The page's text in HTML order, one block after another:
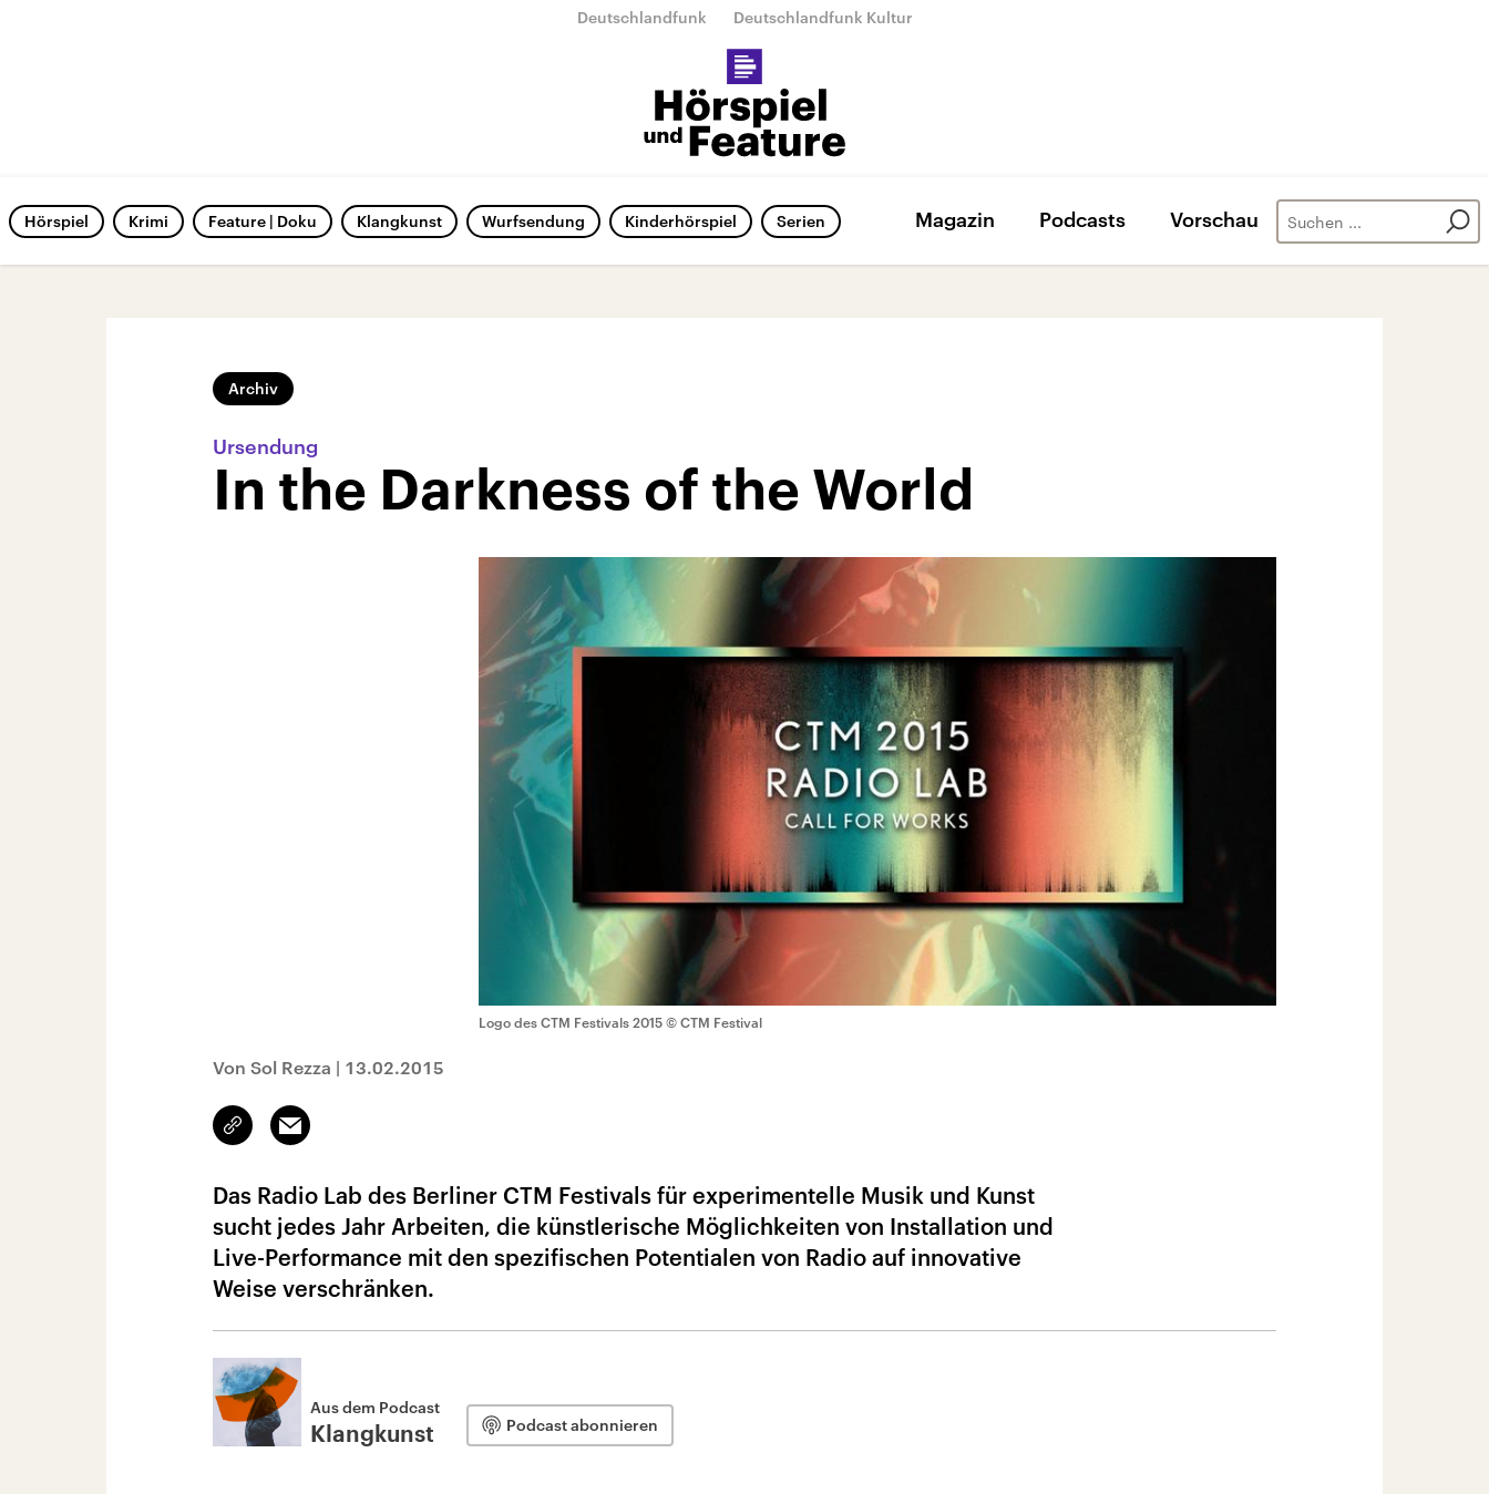
Deutschlandfunk Deutschlandfunk Kultur
Hörspiel Krimi Feature | Doku Klangkunst Wurfsendung Kinderhörspiel Serien Magazin Podcasts Vorschau
Archiv
Ursendung
In the Darkness of the World
Logo des CTM Festivals 2015 © CTM Festival
Von Sol Rezza | 13.02.2015
Link
kopieren/teilen
Email
Das Radio Lab des Berliner CTM Festivals für experimentelle Musik und Kunst
sucht jedes Jahr Arbeiten, die künstlerische Möglichkeiten von Installation und
Live-Performance mit den spezifischen Potentialen von Radio auf innovative
Weise verschränken.
Aus dem Podcast
Klangkunst Podcast abonnieren